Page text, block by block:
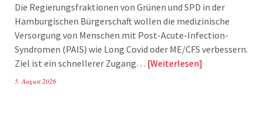
Die Regierungsfraktionen von Grünen und SPD in der
Hamburgischen Bürgerschaft wollen die medizinische
Versorgung von Menschen mit Post-Acute-Infection-
Syndromen (PAIS) wie Long Covid oder ME/CFS verbessern.
Ziel ist ein schnellerer Zugang… Weiterlesen
5. August 2026